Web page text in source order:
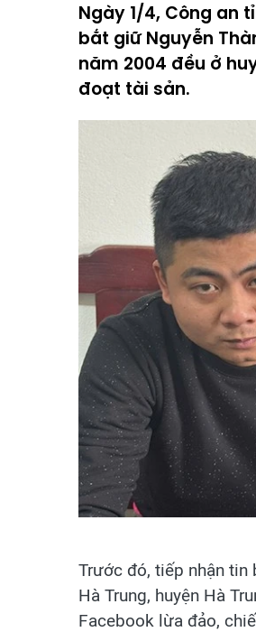
Ngày 1/4, Công an
bắt giữ Nguyễn
năm 2004 đều ở
đoạt tài sản.
Trước đó, tiếp nhận tin
Hà Trung, huyện Hà
Facebook lừa đảo,